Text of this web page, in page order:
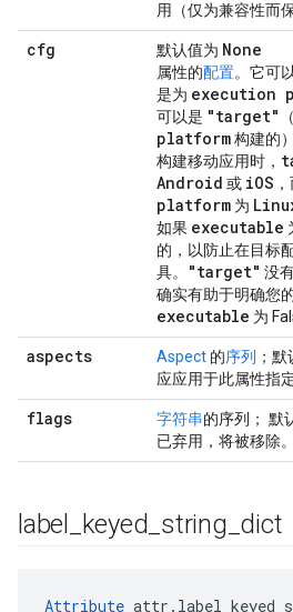
用（仅为兼容性而
cfg 默认值为 None
属性的配置。它可
是为 execution
可以是 "target"
platform构建的
构建移动应用时，
Android 或 iOS
platform 为
如果 executable
的，以防止在目标
具。
"target" 没
确实有助于明确您
executable 为
aspects Aspect 的序列 ；
应应用于此属性指
flags 字符串的序列； 默
已弃用，将被移除。
label keyed string dict
Attribute